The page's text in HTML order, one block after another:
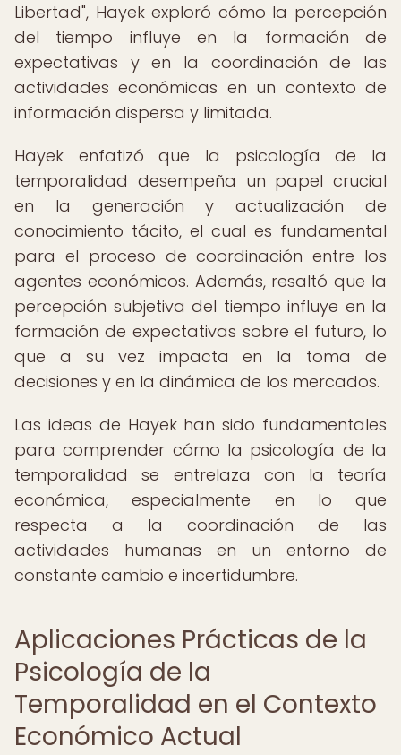
Libertad", Hayek exploró cómo la percepción
del tiempo influye en la formación de
expectativas y en la coordinación de las
actividades económicas en un contexto de
información dispersa y limitada.
Hayek enfatizó que la psicología de la
temporalidad desempeña un papel crucial
en la generación y actualización de
conocimiento tácito, el cual es fundamental
para el proceso de coordinación entre los
agentes económicos. Además, resaltó que la
percepción subjetiva del tiempo influye en la
formación de expectativas sobre el futuro, lo
que a su vez impacta en la toma de
decisiones y en la dinámica de los mercados.
Las ideas de Hayek han sido fundamentales
para comprender cómo la psicología de la
temporalidad se entrelaza con la teoría
económica, especialmente en lo que
respecta a la coordinación de las
actividades humanas en un entorno de
constante cambio e incertidumbre.
Aplicaciones Prácticas de la
Psicología de la
Temporalidad en el Contexto
Económico Actual